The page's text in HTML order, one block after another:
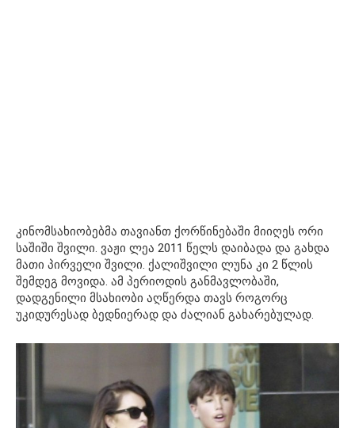
კინომსახიობებმა თავიანთ ქორწინებაში მიიღეს ორი
საშიში შვილი. ვაჟი ლეა 2011 წელს დაიბადა და გახდა
მათი პირველი შვილი. ქალიშვილი ლუნა კი 2 წლის
შემდეგ მოვიდა. ამ პერიოდის განმავლობაში,
დადგენილი მსახიობი აღწერდა თავს როგორც
უკიდურესად ბედნიერად და ძალიან გახარებულად.